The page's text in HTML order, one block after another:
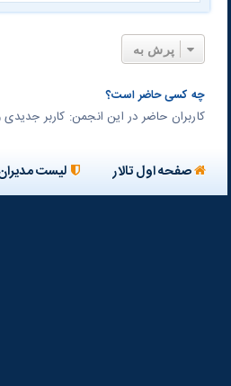
پرش به
چه کسی حاضر است؟
کاربران حاضر در این انجمن: کاربر جدیدی وجود
صفحه اول تالار لیست